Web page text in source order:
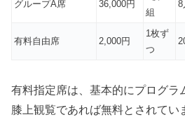
グループA席 36,000円
組
8
有料自由席 2,000円
1枚ず
つ
有料指定席は、基本的にプログラ
膝上観覧であれば無料とされてい